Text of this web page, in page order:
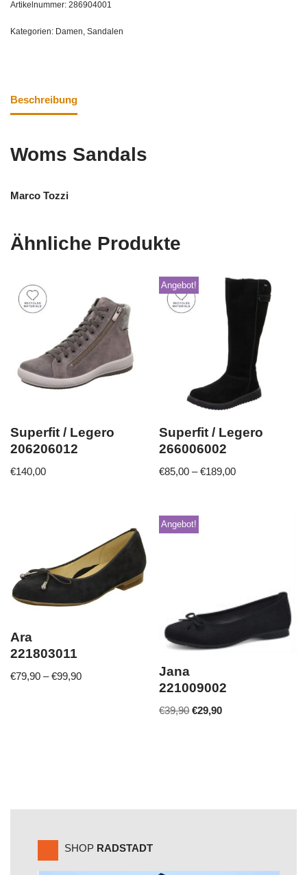
Artikelnummer: 286904001
Kategorien: Damen, Sandalen
Beschreibung
Woms Sandals
Marco Tozzi
Ähnliche Produkte
Superfit / Legero
206206012
€140,00
Angebot!
Superfit / Legero
266006002
€85,00 –€189,00
Ara
221803011
€79,90 –€99,90
Angebot!
Jana
221009002
€39,90 €29,90
SHOP RADSTADT